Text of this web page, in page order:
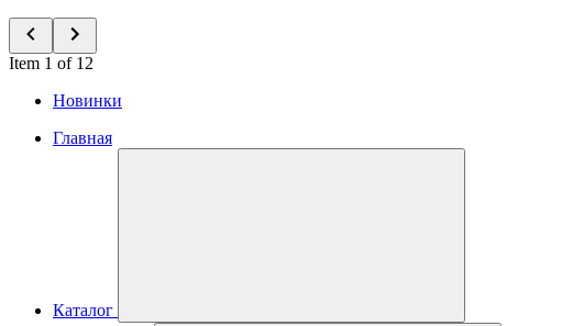
Item 1 of 12
Новинки
Главная
Каталог